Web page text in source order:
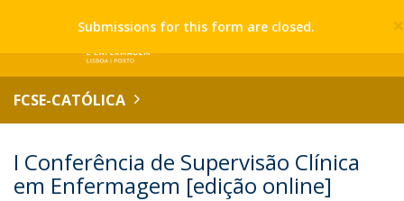
×
Submissions for this form are closed.
FCSE-CATÓLICA
I Conferência de Supervisão Clínica
em Enfermagem [edição online]